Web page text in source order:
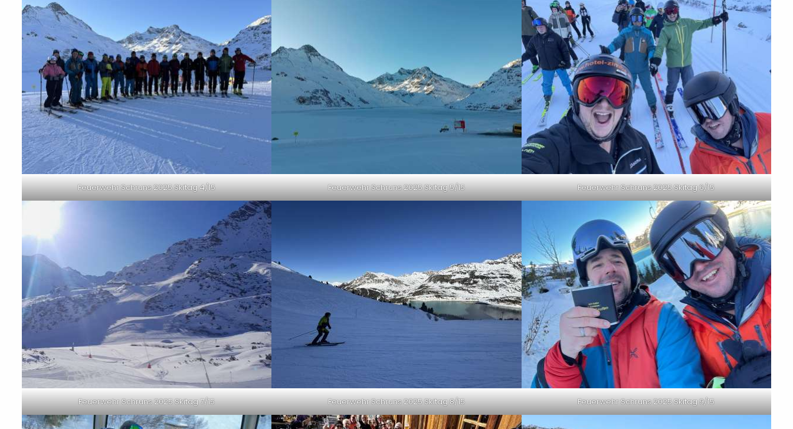
Feuerwehr Schruns 2025 Skitag 4/15 Feuerwehr Schruns 2025 Skitag 5/15 Feuerwehr Schruns 2025 Skitag 6/15
Feuerwehr Schruns 2025 Skitag 7/15 Feuerwehr Schruns 2025 Skitag 8/15 Feuerwehr Schruns 2025 Skitag 9/15